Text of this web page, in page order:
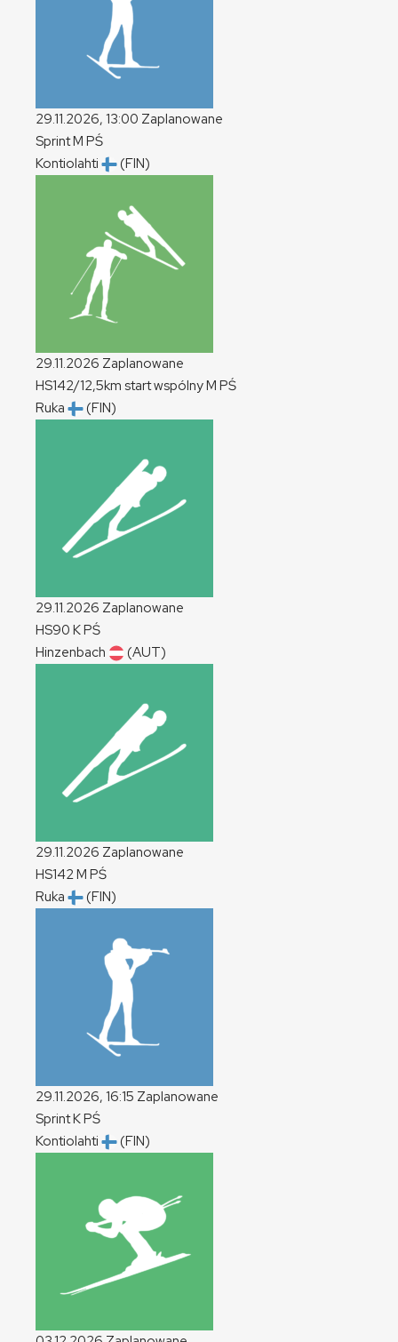
29.11.2026, 13:00 Zaplanowane
SprintM PŚ
Kontiolahti
(FIN)
29.11.2026 Zaplanowane
HS142/12,5km start wspólnyM PŚ
Ruka
(FIN)
29.11.2026 Zaplanowane
HS90 KPŚ
Hinzenbach
(AUT)
29.11.2026 Zaplanowane
HS142M PŚ
Ruka
(FIN)
29.11.2026, 16:15 Zaplanowane
SprintKPŚ
Kontiolahti
(FIN)